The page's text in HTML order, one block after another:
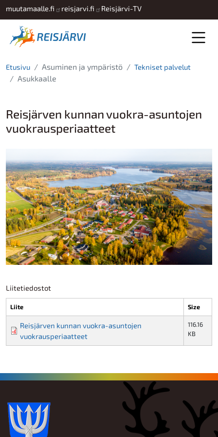
Hyppää pääsisältöön
muutamaalle.fi reisjarvi.fi Reisjärvi-TV
Etusivu Asuminen ja ympäristö Tekniset palvelut
Asukkaalle
Reisjärven kunnan vuokra-asuntojen
vuokrausperiaatteet
Liitetiedostot
Liite Size
Reisjärven kunnan vuokra-asuntojen
vuokrausperiaatteet
116.16
KB